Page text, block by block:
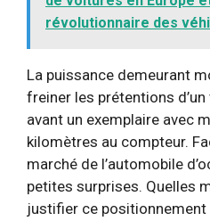
révolutionnaire des
La puissance demeurant
freiner les prétentions
avant un exemplaire avec
kilomètres au compteur.
marché de l’automobile
petites surprises. Quelles
justifier ce positionnement